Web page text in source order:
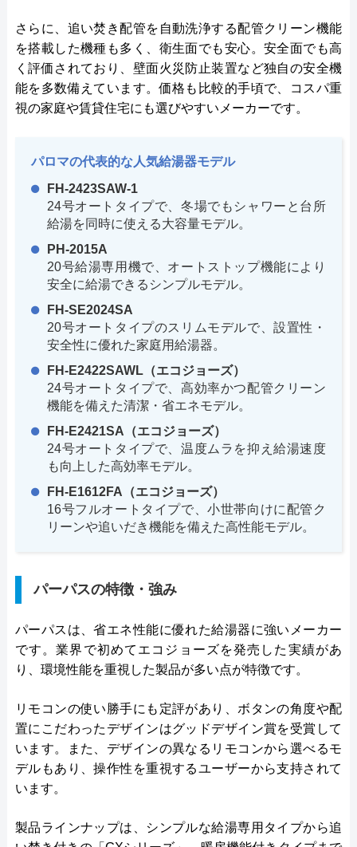
さらに、追い焚き配管を自動洗浄する配管クリーン機能
を搭載した機種も多く、衛生面でも安心。安全面でも高
く評価されており、壁面火災防止装置など独自の安全機
能を多数備えています。価格も比較的手頃で、コスパ重
視の家庭や賃貸住宅にも選びやすいメーカーです。
パロマの代表的な人気給湯器モデル
FH-2423SAW-1
24号オートタイプで、冬場でもシャワーと台所
給湯を同時に使える大容量モデル。
PH-2015A
20号給湯専用機で、オートストップ機能により
安全に給湯できるシンプルモデル。
FH-SE2024SA
20号オートタイプのスリムモデルで、設置性・
安全性に優れた家庭用給湯器。
FH-E2422SAWL（エコジョーズ）
24号オートタイプで、高効率かつ配管クリーン
機能を備えた清潔・省エネモデル。
FH-E2421SA（エコジョーズ）
24号オートタイプで、温度ムラを抑え給湯速度
も向上した高効率モデル。
FH-E1612FA（エコジョーズ）
16号フルオートタイプで、小世帯向けに配管ク
リーンや追いだき機能を備えた高性能モデル。
パーパスの特徴・強み
パーパスは、省エネ性能に優れた給湯器に強いメーカー
です。業界で初めてエコジョーズを発売した実績があ
り、環境性能を重視した製品が多い点が特徴です。
リモコンの使い勝手にも定評があり、ボタンの角度や配
置にこだわったデザインはグッドデザイン賞を受賞して
います。また、デザインの異なるリモコンから選べるモ
デルもあり、操作性を重視するユーザーから支持されて
います。
製品ラインナップは、シンプルな給湯専用タイプから追